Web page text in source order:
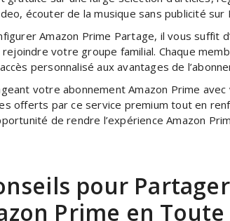
écouter de la musique sans publicité
Amazon Prime Partage, il vous suffit
rejoindre votre groupe familial. Chaque
personnalisé aux avantages de
votre abonnement Amazon Prime
offerts par ce service premium tout en
de rendre l’expérience Amazon
pour
Prime en